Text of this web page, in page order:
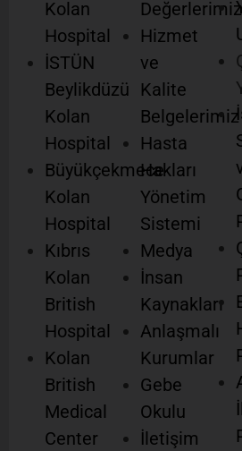
Kolan
Hospital
İSTÜN
Beylikdüzü
Kolan
Hospital
Büyükçekmece
Kolan
Hospital
Kıbrıs
Kolan
British
Hospital
Kolan
British
Medical
Center
Değerlerimiz
Hizmet
ve
Kalite
Belgelerimiz
Hasta
Hakları
Yönetim
Sistemi
Medya
İnsan
Kaynakları
Anlaşmalı
Kurumlar
Gebe
Okulu
İletişim